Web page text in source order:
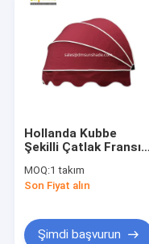
Hollanda Kubbe
Şekilli Çatlak Fransız
Alüminyum Çatlak
Parçaları
MOQ:1 takım
Son Fiyat alın
Şimdi başvurun